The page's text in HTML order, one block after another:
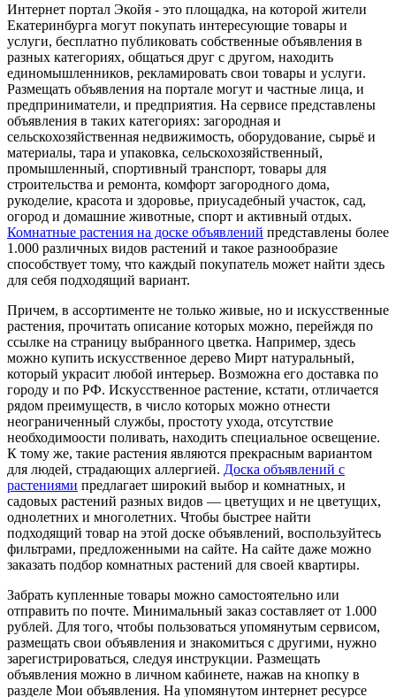
Интернет портал Экойя - это площадка, на которой жители
Екатеринбурга могут покупать интересующие товары и
услуги, бесплатно публиковать собственные объявления в
разных категориях, общаться друг с другом, находить
единомышленников, рекламировать свои товары и услуги.
Размещать объявления на портале могут и частные лица, и
предприниматели, и предприятия. На сервисе представлены
объявления в таких категориях: загородная и
сельскохозяйственная недвижимость, оборудование, сырьё и
материалы, тара и упаковка, сельскохозяйственный,
промышленный, спортивный транспорт, товары для
строительства и ремонта, комфорт загородного дома,
рукоделие, красота и здоровье, приусадебный участок, сад,
огород и домашние животные, спорт и активный отдых.
Комнатные растения на доске объявлений представлены более
1.000 различных видов растений и такое разнообразие
способствует тому, что каждый покупатель может найти здесь
для себя подходящий вариант.
Причем, в ассортименте не только живые, но и искусственные
растения, прочитать описание которых можно, перейждя по
ссылке на страницу выбранного цветка. Например, здесь
можно купить искусственное дерево Мирт натуральный,
который украсит любой интерьер. Возможна его доставка по
городу и по РФ. Искусственное растение, кстати, отличается
рядом преимуществ, в число которых можно отнести
неограниченный службы, простоту ухода, отсутствие
необходимоости поливать, находить специальное освещение.
К тому же, такие растения являются прекрасным вариантом
для людей, страдающих аллергией. Доска объявлений с
растениями предлагает широкий выбор и комнатных, и
садовых растений разных видов — цветущих и не цветущих,
однолетних и многолетних. Чтобы быстрее найти
подходящий товар на этой доске объявлений, воспользуйтесь
фильтрами, предложенными на сайте. На сайте даже можно
заказать подбор комнатных растений для своей квартиры.
Забрать купленные товары можно самостоятельно или
отправить по почте. Минимальный заказ составляет от 1.000
рублей. Для того, чтобы пользоваться упомянутым сервисом,
размещать свои объявления и знакомиться с другими, нужно
зарегистрироваться, следуя инструкции. Размещать
объявления можно в личном кабинете, нажав на кнопку в
разделе Мои объявления. На упомянутом интернет ресурсе